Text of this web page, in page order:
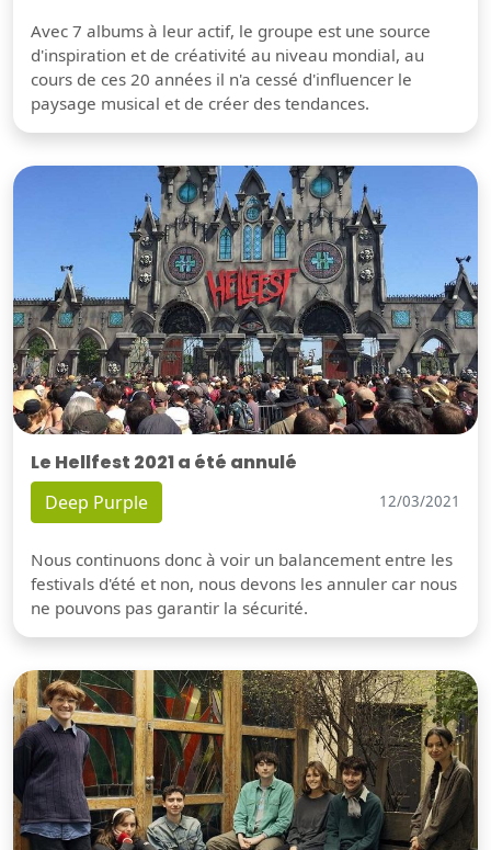
Avec 7 albums à leur actif, le groupe est une source
d'inspiration et de créativité au niveau mondial, au
cours de ces 20 années il n'a cessé d'influencer le
paysage musical et de créer des tendances.
Le Hellfest 2021 a été annulé
Deep Purple 12/03/2021
Nous continuons donc à voir un balancement entre les
festivals d'été et non, nous devons les annuler car nous
ne pouvons pas garantir la sécurité.